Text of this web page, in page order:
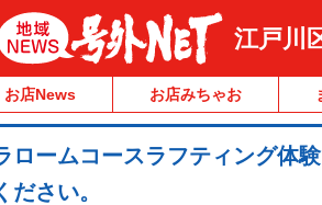
江戸川
お店News お店みちゃお
ロームコースラフティング体
さい。